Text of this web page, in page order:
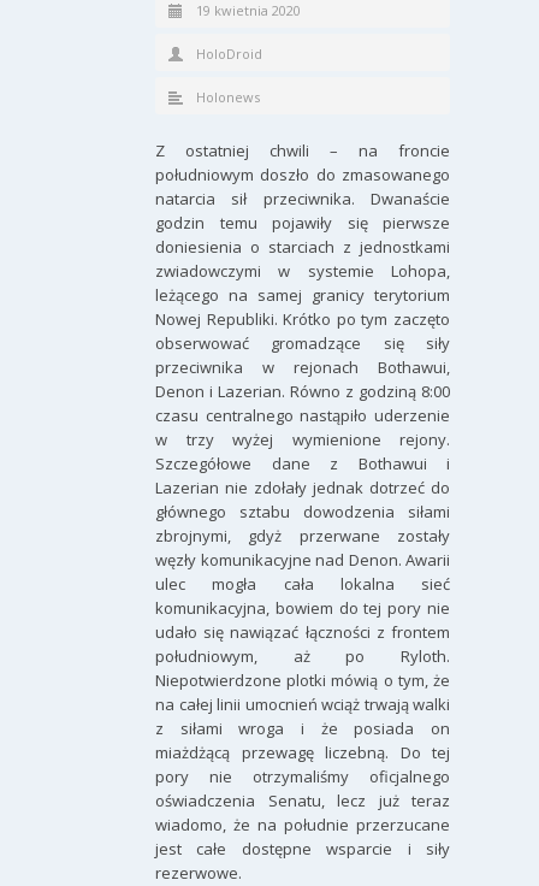
19 kwietnia 2020
HoloDroid
Holonews
Z ostatniej chwili – na froncie
południowym doszło do zmasowanego
natarcia sił przeciwnika. Dwanaście
godzin temu pojawiły się pierwsze
doniesienia o starciach z jednostkami
zwiadowczymi w systemie Lohopa,
leżącego na samej granicy terytorium
Nowej Republiki. Krótko po tym zaczęto
obserwować gromadzące się siły
przeciwnika w rejonach Bothawui,
Denon i Lazerian. Równo z godziną 8:00
czasu centralnego nastąpiło uderzenie
w trzy wyżej wymienione rejony.
Szczegółowe dane z Bothawui i
Lazerian nie zdołały jednak dotrzeć do
głównego sztabu dowodzenia siłami
zbrojnymi, gdyż przerwane zostały
węzły komunikacyjne nad Denon. Awarii
ulec mogła cała lokalna sieć
komunikacyjna, bowiem do tej pory nie
udało się nawiązać łączności z frontem
południowym, aż po Ryloth.
Niepotwierdzone plotki mówią o tym, że
na całej linii umocnień wciąż trwają walki
z siłami wroga i że posiada on
miażdżącą przewagę liczebną. Do tej
pory nie otrzymaliśmy oficjalnego
oświadczenia Senatu, lecz już teraz
wiadomo, że na południe przerzucane
jest całe dostępne wsparcie i siły
rezerwowe.